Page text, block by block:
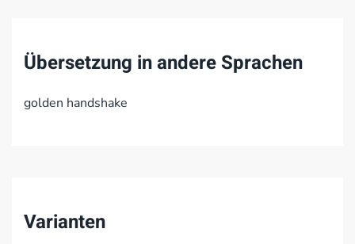
Übersetzung in andere Sprachen
golden handshake
Varianten